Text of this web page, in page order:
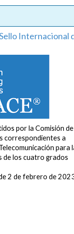
Internacional
por la Comisión de
correspondientes a
para
de los cuatro grados
2 de febrero de